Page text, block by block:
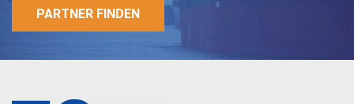
E-Mail
PARTNER FINDEN